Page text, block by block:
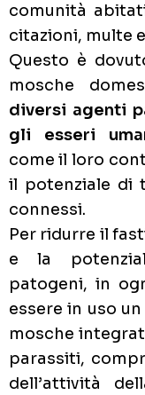
comunità
citazioni, multe
Questo è
mosche
diversi agenti
gli esseri
come il loro
il potenziale di
connessi.
Per ridurre il
e la
patogeni, in
essere in uso un
mosche
parassiti,
dell’attività